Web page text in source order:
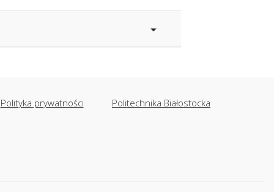
Polityka prywatności Politechnika Białostocka